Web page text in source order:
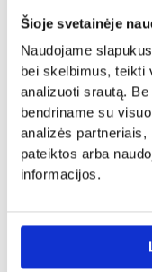
Šioje svetainėje
Naudojame
bei skelbimus, teikti
analizuoti srautą.
bendriname su
analizės
pateiktos arba
informacijos.
Dovanos tėvams, krikšto
ir seneliams
Šaukštelis
modelinu „Tėčio”
12.00€
Į KREPŠELĮ